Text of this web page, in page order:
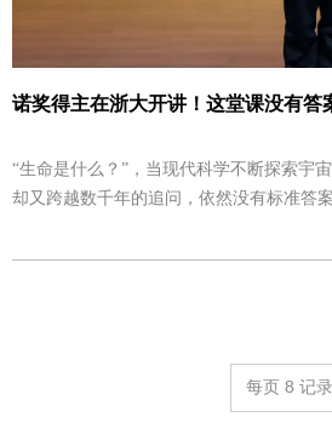
诺奖得主在浙大开讲！这堂课没有答
“生命是什么？”，当现代科学不断探索宇
却又跨越数千年的追问，依然没有标准答
大开讲，用跨学科视角为现场师生揭开生
每页 8 记录